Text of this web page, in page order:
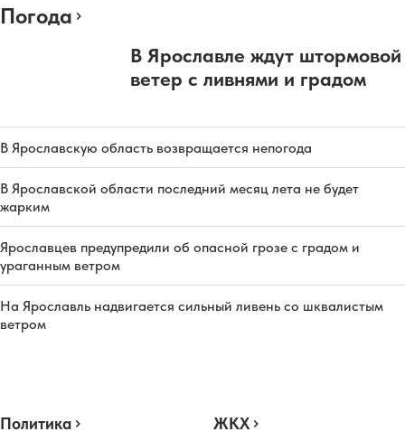
Погода
В Ярославле ждут штормовой
ветер с ливнями и градом
В Ярославскую область возвращается непогода
В Ярославской области последний месяц лета не будет
жарким
Ярославцев предупредили об опасной грозе с градом и
ураганным ветром
На Ярославль надвигается сильный ливень со шквалистым
ветром
Политика ЖКХ